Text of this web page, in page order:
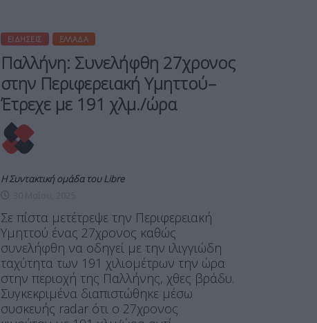
ΕΙΔΉΣΕΙΣ ΕΛΛΆΔΑ
Παλλήνη: Συνελήφθη 27χρονος
στην Περιφερειακή Υμηττού–
Έτρεχε με 191 χλμ./ώρα
Η Συντακτική ομάδα του Libre
Σε πίστα μετέτρεψε την Περιφερειακή
Υμηττού ένας 27χρονος καθώς
συνελήφθη να οδηγεί με την ιλιγγιώδη
ταχύτητα των 191 χιλιομέτρων την ώρα
στην περιοχή της Παλλήνης, χθες βράδυ.
Συγκεκριμένα διαπιστώθηκε μέσω
συσκευής radar ότι ο 27χρονος